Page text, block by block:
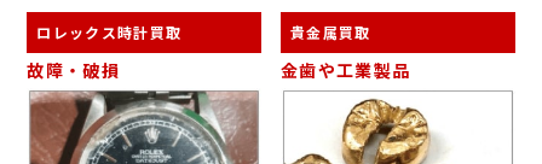
ロレックス時計買取
故障・破損
貴金属買取
金歯や工業製品